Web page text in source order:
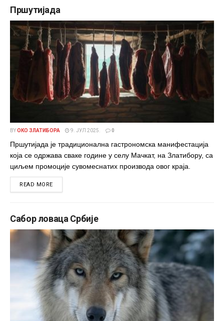
Пршутијада
BYОКО ЗЛАТИБОРА 9. ЈУЛ 2025. 0
Пршутијада је традиционална гастрономска манифестација
која се одржава сваке године у селу Мачкат, на Златибору, са
циљем промоције сувомеснатих производа овог краја.
READ MOREDETAILS
Сабор ловаца Србије